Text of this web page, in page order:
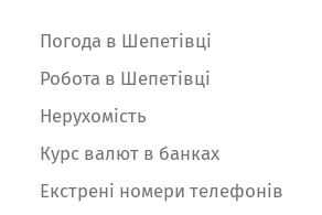
Погода в Шепетівці
Робота в Шепетівці
Нерухомість
Курс валют в банках
Екстрені номери телефонів